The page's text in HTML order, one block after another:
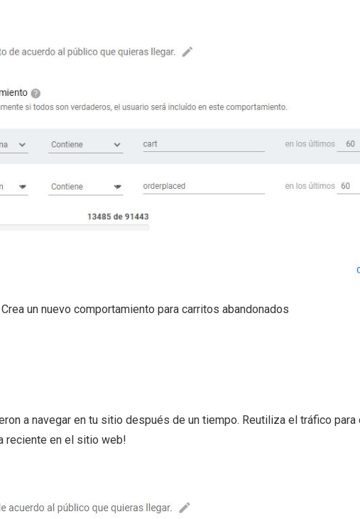
Crea un nuevo comportamiento para carritos abandonados
a navegar en tu sitio después de un tiempo. Reutiliza el tráfico
reciente en el sitio web!